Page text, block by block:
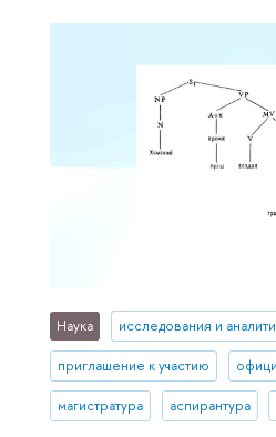
Наука исследования и
приглашение к участию
магистратура аспирантура